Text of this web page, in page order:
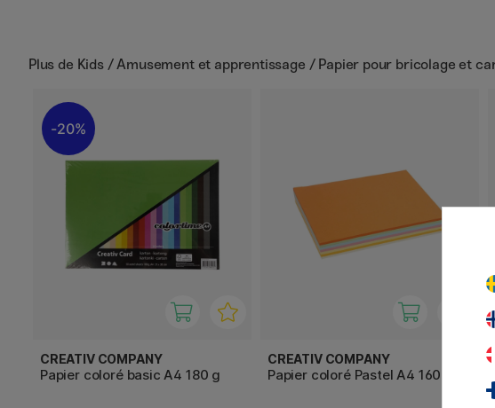
Plus de Kids / Amusement et apprentissage / Papier pour bricolage et
20%
CREATIV COMPANY
Papier coloré basic A4 180 g
CREATIV COMPANY
Papier coloré Pastel A4 160 g